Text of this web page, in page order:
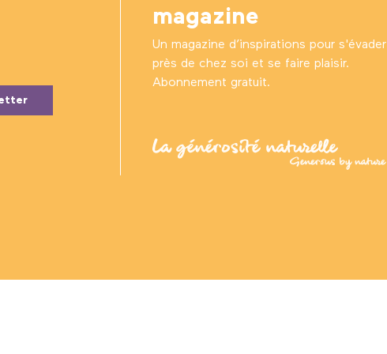
magazine
Un magazine d’inspirations pour s'évader
près de chez soi et se faire plaisir.
Abonnement gratuit.